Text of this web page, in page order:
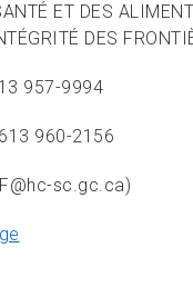
ET DES
DES
957-9994
960-2156
sc.gc.ca)